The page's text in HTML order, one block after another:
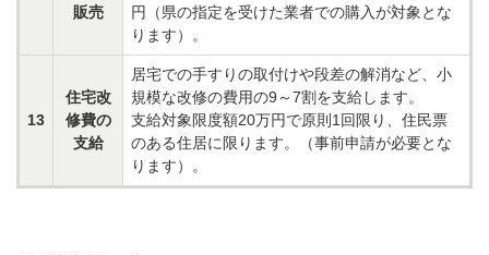
販売
円（県の指定を受けた業者での購入が対象とな
ります）。
13
住宅改
修費の
支給
居宅での手すりの取付けや段差の解消など、小
規模な改修の費用の9～7割を支給します。
支給対象限度額20万円で原則1回限り、住民票
のある住居に限ります。（事前申請が必要とな
ります）。